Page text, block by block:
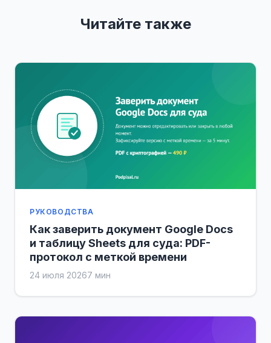
Читайте также
РУКОВОДСТВА
Как заверить документ Google Docs
и таблицу Sheets для суда: PDF-
протокол с меткой времени
24 июля 20267 мин